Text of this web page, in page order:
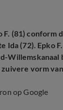
F. (81)
Ida (72). Epko
vorm
op Google